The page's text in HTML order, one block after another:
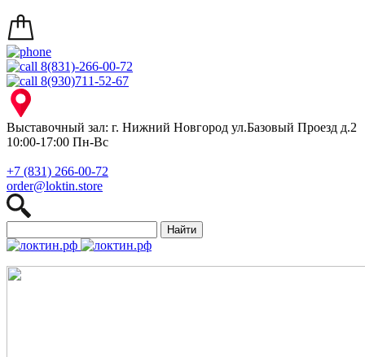
8(831)-266-00-72
8(930)711-52-67
Выставочный зал: г. Нижний Новгород ул.Базовый Проезд д.2
10:00-17:00 Пн-Вс
+7 (831) 266-00-72
order@loktin.store
Найти